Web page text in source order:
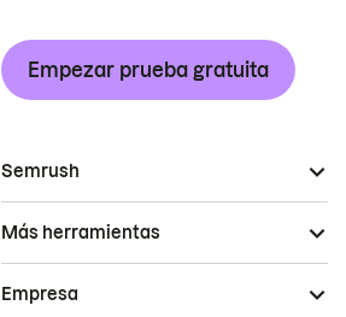
Empezar prueba gratuita
Semrush
Más herramientas
Empresa